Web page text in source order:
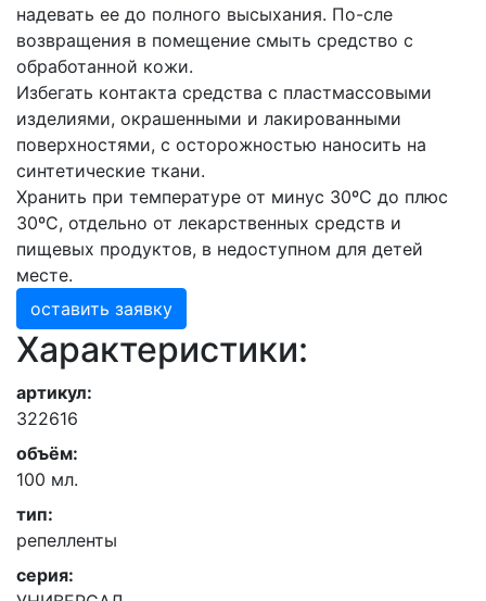
надевать ее до полного высыхания. По-сле
возвращения в помещение смыть средство с
обработанной кожи.
Избегать контакта средства с пластмассовыми
изделиями, окрашенными и лакированными
поверхностями, с осторожностью наносить на
синтетические ткани.
Хранить при температуре от минус 30ºС до плюс
30ºС, отдельно от лекарственных средств и
пищевых продуктов, в недоступном для детей
месте.
оставить заявку
Характеристики:
артикул:
322616
объём:
100 мл.
тип:
репелленты
серия: